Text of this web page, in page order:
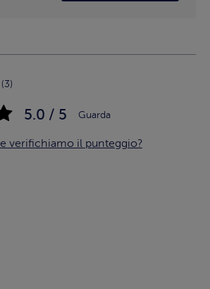
(3)
5.0 / 5 Guarda
verifichiamo il punteggio?